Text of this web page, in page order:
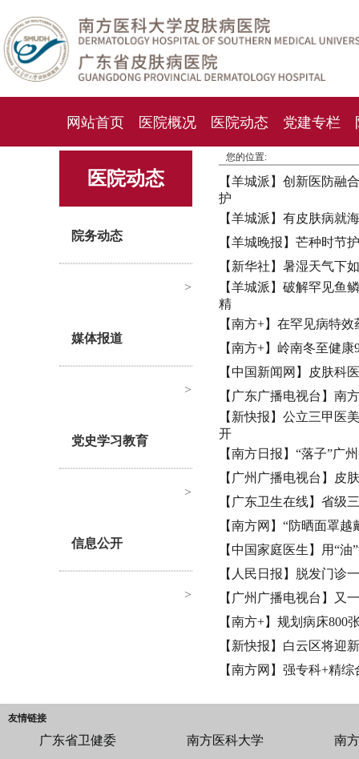
网站首页 医院概况 医院动态 党建专栏
化妆品检测中心 期刊杂志 就诊指南 人才
医院动态
院务动态
>
媒体报道
>
党史学习教育
>
信息公开
>
您的位置:
【羊城派】创新医防融
护
【羊城派】有皮肤病就
【羊城晚报】芒种时节
【新华社】暑湿天气下
【羊城派】破解罕见鱼
精
【南方+】在罕见病特
【南方+】岭南冬至健
【中国新闻网】皮肤科
【广东广播电视台】南
【新快报】公立三甲医
开
【南方日报】“落子”广
【广州广播电视台】皮
【广东卫生在线】省级
【南方网】“防晒面罩
【中国家庭医生】用“
【人民日报】脱发门诊
【广州广播电视台】又
【南方+】规划病床800
【新快报】白云区将迎
【南方网】强专科+精
友情链接
广东省卫健委 南方医科大学 南